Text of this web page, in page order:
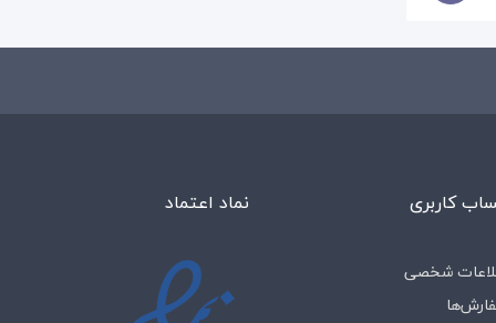
کاربری
شخصی
نماد اعتماد